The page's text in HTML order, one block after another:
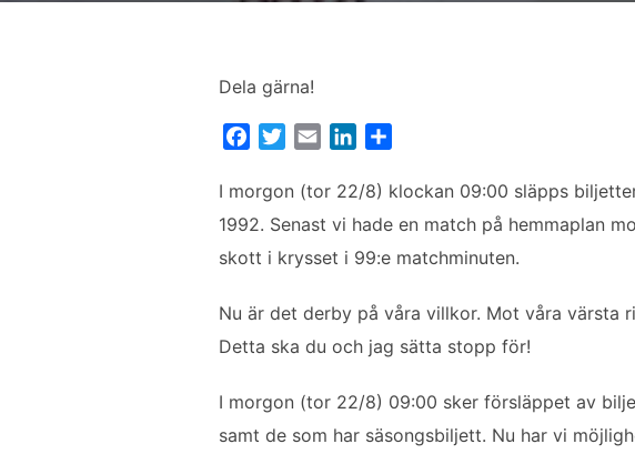
Dela gärna!
c
e
o
k
i
t
e
a
i
n
k
d
n
l
I morgon (tor 22/8) klockan 09:00 släpps
1992. Senast vi hade en match på hemmaplan
skott i krysset i 99:e matchminuten.
Nu är det derby på våra villkor. Mot våra värsta
Detta ska du och jag sätta stopp för!
I morgon (tor 22/8) 09:00 sker försläppet av
samt de som har säsongsbiljett. Nu har vi